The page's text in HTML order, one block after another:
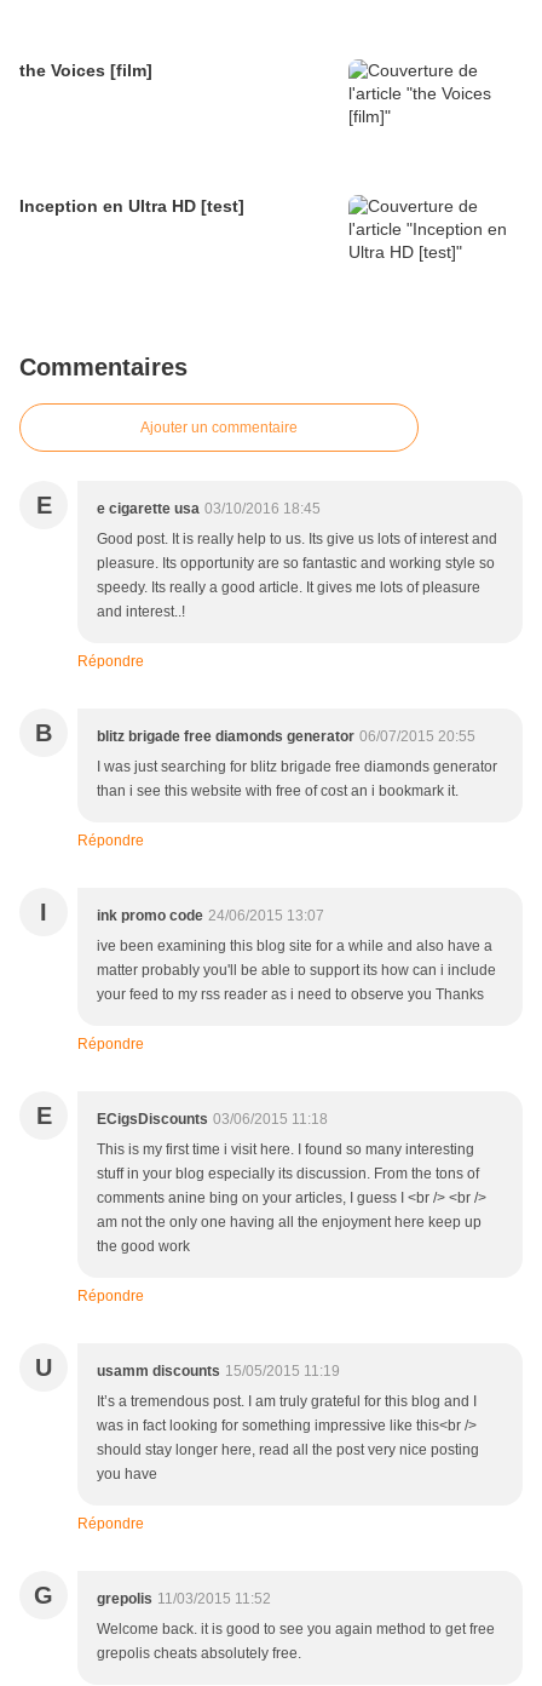
the Voices [film]
Inception en Ultra HD [test]
Commentaires
Ajouter un commentaire
E e cigarette usa 03/10/2016 18:45
Good post. It is really help to us. Its give us lots of interest and
pleasure. Its opportunity are so fantastic and working style so
speedy. Its really a good article. It gives me lots of pleasure
and interest..!
Répondre
B blitz brigade free diamonds generator 06/07/2015 20:55
I was just searching for blitz brigade free diamonds generator
than i see this website with free of cost an i bookmark it.
Répondre
I ink promo code 24/06/2015 13:07
ive been examining this blog site for a while and also have a
matter probably you'll be able to support its how can i include
your feed to my rss reader as i need to observe you Thanks
Répondre
E ECigsDiscounts 03/06/2015 11:18
This is my first time i visit here. I found so many interesting
stuff in your blog especially its discussion. From the tons of
comments anine bing on your articles, I guess I <br /> <br />
am not the only one having all the enjoyment here keep up
the good work
Répondre
U usamm discounts 15/05/2015 11:19
It’s a tremendous post. I am truly grateful for this blog and I
was in fact looking for something impressive like this<br />
should stay longer here, read all the post very nice posting
you have
Répondre
G grepolis 11/03/2015 11:52
Welcome back. it is good to see you again method to get free
grepolis cheats absolutely free.